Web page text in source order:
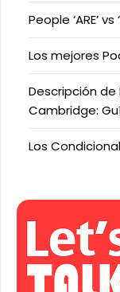
People ‘ARE’ vs
Los mejores
Descripción de
Cambridge:
Los